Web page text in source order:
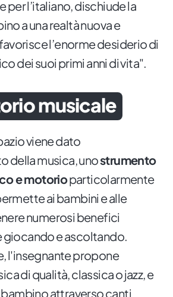
per l’italiano, dischiude la
a una realtà nuova e
l’enorme desiderio di
dei suoi primi anni di vita".
musicale
viene dato
della musica, unostrumento
e motorioparticolarmente
ai bambini e alle
numerosi benefici
e ascoltando.
l'insegnante propone
di qualità, classica o jazz, e
attraverso canti